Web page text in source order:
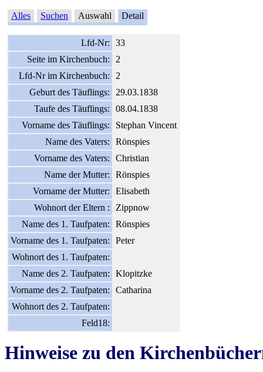
Alles Suchen Auswahl Detail
Lfd-Nr:
33
Seite im Kirchenbuch:
2
Lfd-Nr im Kirchenbuch:
2
Geburt des Täuflings:
29.03.1838
Taufe des Täuflings:
08.04.1838
Vorname des Täuflings:
Stephan Vincent
Name des Vaters:
Rönspies
Vorname des Vaters:
Christian
Name der Mutter:
Rönspies
Vorname der Mutter:
Elisabeth
Wohnort der Eltern :
Zippnow
Name des 1. Taufpaten:
Rönspies
Vorname des 1. Taufpaten:
Peter
Wohnort des 1. Taufpaten:
Name des 2. Taufpaten:
Klopitzke
Vorname des 2. Taufpaten:
Catharina
Wohnort des 2. Taufpaten:
Feld18:
Hinweise zu den